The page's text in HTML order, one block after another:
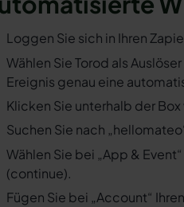
Loggen Sie sich in Ihren
Wählen Sie Torod als
Ereignis genau eine
Klicken Sie unterhalb der
Suchen Sie nach
Wählen Sie bei „App &
(continue).
Fügen Sie bei „Account“